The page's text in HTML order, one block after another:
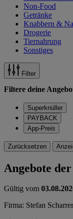
Non-Food
Getränke
Knabbern &
Drogerie
Tiernahrung
Sonstiges
Filter
Filtere deine
Superknüller
PAYBACK
App-Preis
Zurücksetzen
Angebote
Gültig vom
Firma: Stefan